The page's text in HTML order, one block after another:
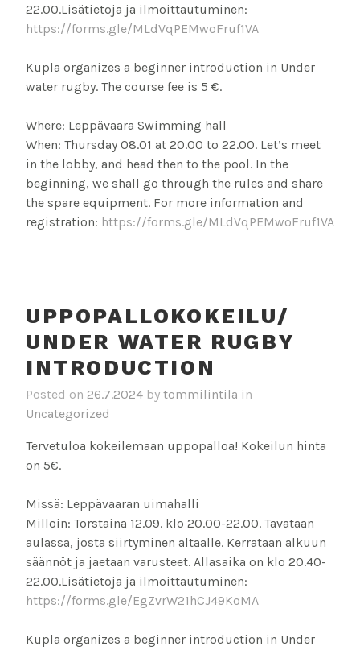
22.00.Lisätietoja ja ilmoittautuminen:
https://forms.gle/MLdVqPEMwoFruf1VA
Kupla organizes a beginner introduction in Under
water rugby. The course fee is 5 €.
Where: Leppävaara Swimming hall
When: Thursday 08.01 at 20.00 to 22.00. Let’s meet
in the lobby, and head then to the pool. In the
beginning, we shall go through the rules and share
the spare equipment. For more information and
registration: https://forms.gle/MLdVqPEMwoFruf1VA
UPPOPALLOKOKEILU/
UNDER WATER RUGBY
INTRODUCTION
Posted on 26.7.2024 by tommilintila in
Uncategorized
Tervetuloa kokeilemaan uppopalloa! Kokeilun hinta
on 5€.
Missä: Leppävaaran uimahalli
Milloin: Torstaina 12.09. klo 20.00-22.00. Tavataan
aulassa, josta siirtyminen altaalle. Kerrataan alkuun
säännöt ja jaetaan varusteet. Allasaika on klo 20.40-
22.00.Lisätietoja ja ilmoittautuminen:
https://forms.gle/EgZvrW21hCJ49KoMA
Kupla organizes a beginner introduction in Under